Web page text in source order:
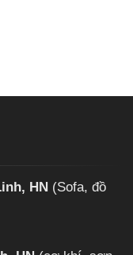
HN (Sofa, đồ